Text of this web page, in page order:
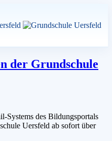
der Grundschule
Systems des Bildungsportals
Uersfeld ab sofort über